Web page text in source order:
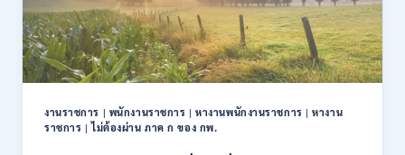
อัตรา
หลาย
ตำแหน่ง
/
ปวช.
ป.ตรี
หลาย
งานราชการ | พนักงานราชการ |หางานพนักงานราชการ |หางาน
ราชการ |ไม่ต้องผ่าน ภาค ก ของ กพ.